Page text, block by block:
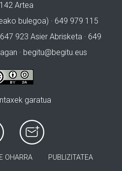
Artea
bulegoa) · 649 979 115
923 Asier Abrisketa · 649
· begitu@begitu.eus
garatua
OHARRA PUBLIZITATEA